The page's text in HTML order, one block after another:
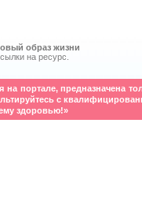
образ жизни
на ресурс.
портале, предназначена
с
здоровью!»